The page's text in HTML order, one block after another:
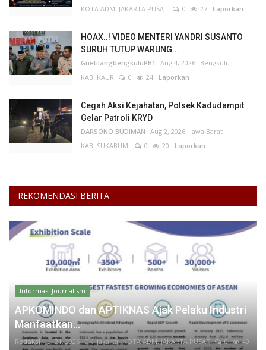
KOTA ADM. JAKARTA PUSAT
0 27 Laporkan
HOAX..! VIDEO MENTERI YANDRI SUSANTO
SURUH TUTUP WARUNG...
GuetilangbengkuluPB1 Aug 4, 2026 Bengkulu
KAB. KAUR
0 24 Laporkan
Cegah Aksi Kejahatan, Polsek Kadudampit
Gelar Patroli KRYD
DARSONO BUDIMAN Aug 2, 2026 Jawa Barat
KAB. SUKABUMI
0 20 Laporkan
REKOMENDASI BERITA
Informasi Journalism
APKOMINDO dan APTIKNAS Ajak Pelaku Industri
Manfaatkan...
Redaksi Jul 21, 2026 DKI Jakarta KOTA ADM. JAKARTA PUSAT 0
40